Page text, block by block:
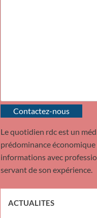
Contactez-nous
Le quotidien rdc est un
prédominance
informations avec
servant de son expérience.
ACTUALITES